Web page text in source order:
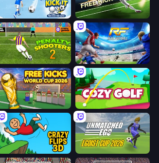
Kick It – Fun Soccer Game Free Kick Classic (3D Free Kick)
Penalty Shooters 2 Real Football
Free Kicks World Cup 2026 Cozy Golf
Crazy Flips 3D